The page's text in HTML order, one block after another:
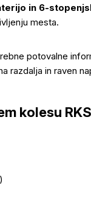
in 6-
mesta.
potovalne
razdalja in raven
kolesu